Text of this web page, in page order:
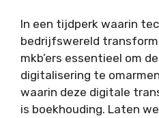
In een tijdperk waarin
bedrijfswereld
mkb’ers essentieel om
digitalisering te
waarin deze digitale
is boekhouding. Laten